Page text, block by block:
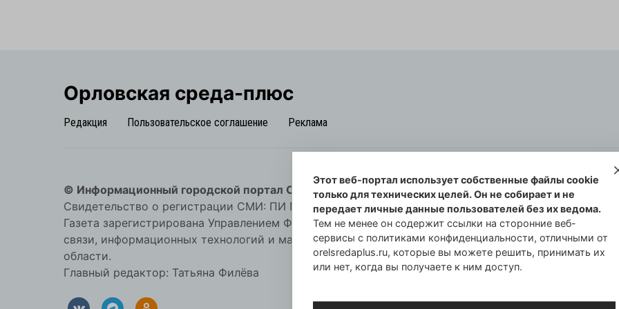
Орловская cреда-плюс
Редакция Пользовательское соглашение Реклама
© Информационный городской портал Орловская cреда-плюс, 2021-2026
Свидетельство о регистрации СМИ: ПИ №57-00254 от 29 октября 2013 г.
Газета зарегистрирована Управлением Федеральной службы по надзору в сфере
связи, информационных технологий и массовых коммуникаций по Орловской
области.
Главный редактор: Татьяна Филёва
Этот веб-портал использует собственные файлы cookie
только для технических целей. Он не собирает и не
передает личные данные пользователей без их ведома.
Тем не менее он содержит ссылки на сторонние веб-
сервисы с политиками конфиденциальности, отличными от
orelsredaplus.ru, которые вы можете решить, принимать их
или нет, когда вы получаете к ним доступ.